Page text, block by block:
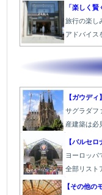
「楽しく賢
旅行の楽し
アドバイス
【ガウディ】
サグラダフ
産建築は必
【バルセロ
ヨーロッパ
全部リスト
【その他の